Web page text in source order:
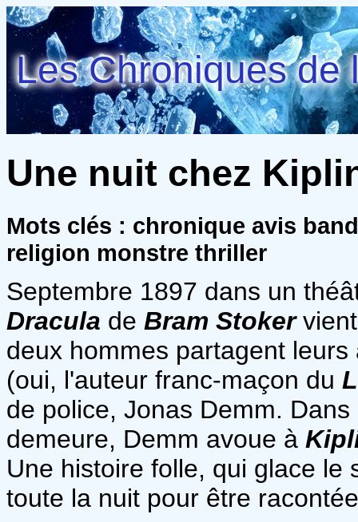
Les Chroniques de
Une nuit chez
Mots clés : chronique avis
religion monstre thriller
Septembre 1897 dans un
Dracula de Bram Stokervient
deux hommes partagent
(oui, l'auteur franc-maçon du
de police, Jonas Demm.
demeure, Demm avoue à
Une histoire folle, qui glace le
toute la nuit pour être